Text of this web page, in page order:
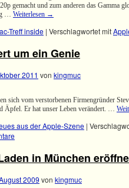
gemacht und zum anderen das Gamma
… Weiterlesen →
Treff inside | Verschlagwortet mit
um ein Genie
2011 von kingmuc
sich vom verstorbenen Firmengründer
Äpfel. Er hat unser Leben verändert. …
aus der Apple-Szene |
in München
2009 von kingmuc